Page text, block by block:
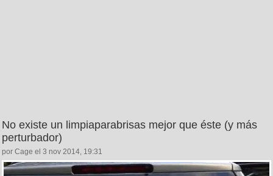
No existe un limpiaparabrisas mejor que éste (y más
perturbador)
por Cage el 3 nov 2014, 19:31